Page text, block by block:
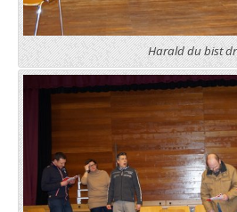
Harald du bist